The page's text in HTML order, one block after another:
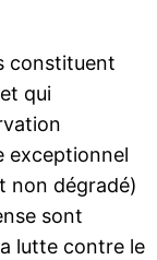
constituent
qui
exceptionnel
non dégradé)
sont
lutte contre le